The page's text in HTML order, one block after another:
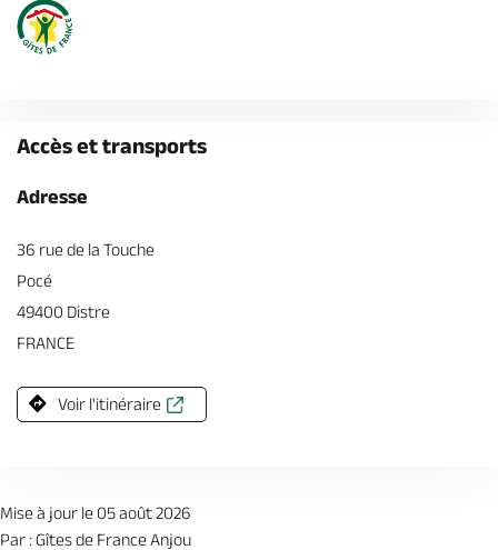
Accès et transports
Adresse
36 rue de la Touche
Pocé
49400 Distre
FRANCE
Voir l'itinéraire
Mise à jour le 05 août 2026
Par : Gîtes de France Anjou